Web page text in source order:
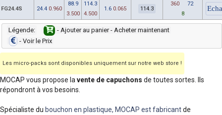
FG24.4S 24.4 0.960
88.9
3.500
114.3
4.500
1.6 0.065 114.3
360
72
8
Légende:
- Ajouter au panier - Acheter maintenant
- Voir le Prix
Les micro-packs sont disponibles uniquement sur notre web store !
MOCAP vous propose lavente de capuchons de toutes sortes. Ils
répondront à vos besoins.
Spécialiste du bouchon en plastique, MOCAP est fabricantde